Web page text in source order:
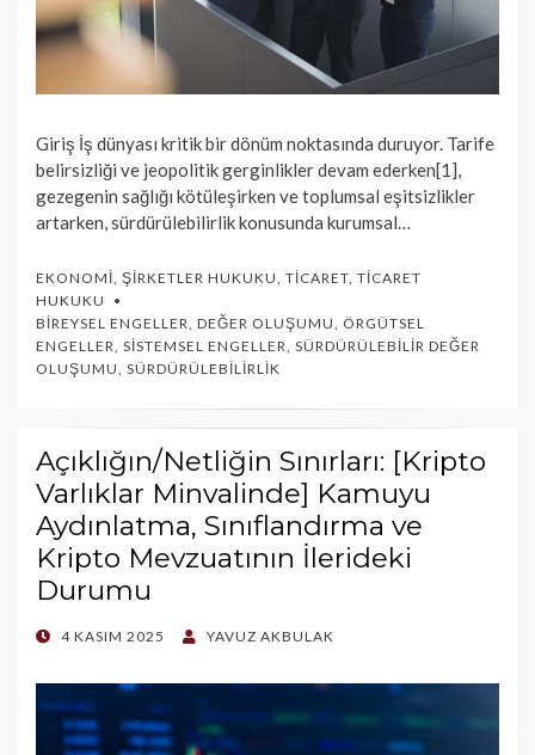
Giriş İş dünyası kritik bir dönüm noktasında duruyor. Tarife
belirsizliği ve jeopolitik gerginlikler devam ederken[1],
gezegenin sağlığı kötüleşirken ve toplumsal eşitsizlikler
artarken, sürdürülebilirlik konusunda kurumsal…
EKONOMI ŞIRKETLER HUKUKU TICARET TICARET
HUKUKU
BIREYSEL ENGELLER DEĞER OLUŞUMU
ÖRGÜTSEL
ENGELLER SISTEMSEL ENGELLER SÜRDÜRÜLEBILIR DEĞER
OLUŞUMU SÜRDÜRÜLEBILIRLIK
Açıklığın/Netliğin Sınırları: [Kripto
Varlıklar Minvalinde] Kamuyu
Aydınlatma, Sınıflandırma ve
Kripto Mevzuatının İlerideki
Durumu
POSTED
4 KASIM 2025 YAVUZ AKBULAK